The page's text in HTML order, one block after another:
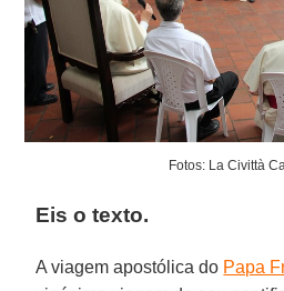
Fotos: La Civittà
Eis o texto.
A viagem apostólica do Papa